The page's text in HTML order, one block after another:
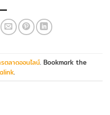
ตลาดออนไลน์. Bookmark the
.